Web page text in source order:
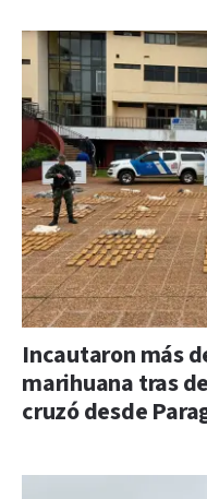
Incautaron más
marihuana tras
cruzó desde